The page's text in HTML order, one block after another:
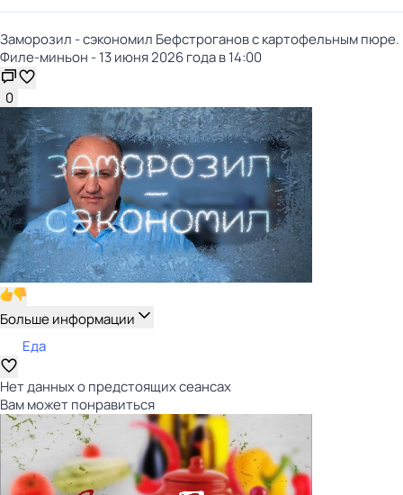
Заморозил - сэкономил Бефстроганов с картофельным пюре.
Филе-миньон - 13 июня 2026 года в 14:00
0
Больше информации
Еда
Нет данных о предстоящих сеансах
Вам может понравиться